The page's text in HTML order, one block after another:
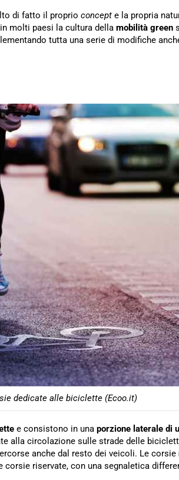
di fatto il proprio concept e la propria
molti paesi la cultura della mobilità green
tutta una serie di modifiche
dedicate alle biciclette (Ecoo.it)
e consistono in una porzione laterale di
alla circolazione sulle strade delle
anche dal resto dei veicoli. Le corsie
corsie riservate, con una segnaletica